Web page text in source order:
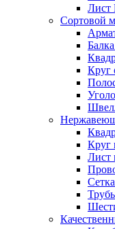
Лист
Сортовой
Круг
Круг
Лист